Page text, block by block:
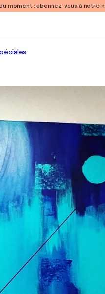
moment : abonnez-vous à notre